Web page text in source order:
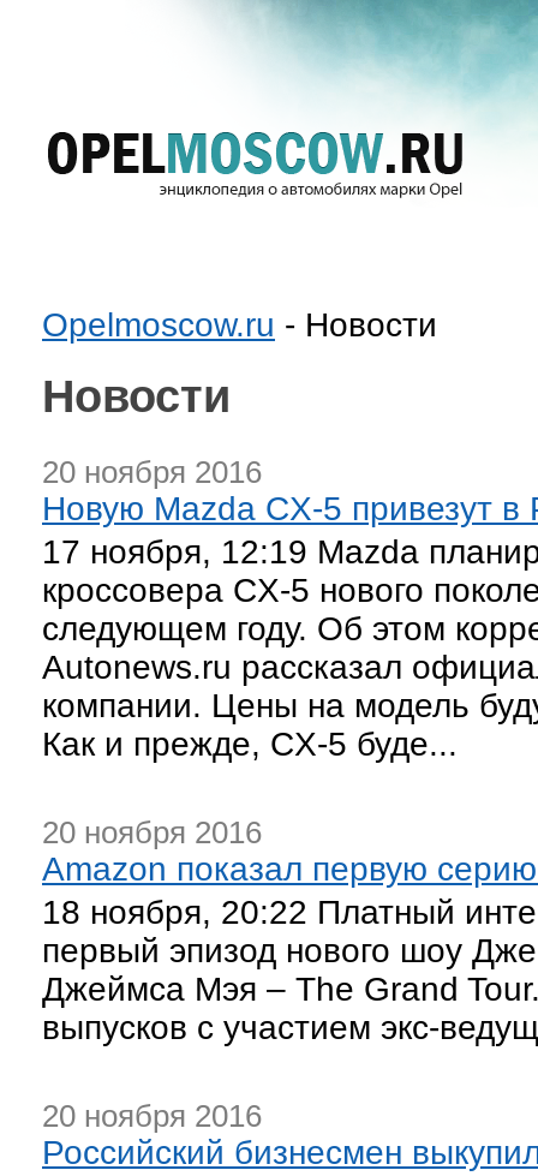
Opelmoscow.ru - Новости
Новости
20 ноября 2016
Новую Mazda CX-5 привезут в
17 ноября, 12:19 Mazda
кроссовера CX-5 нового
следующем году. Об этом
Autonews.ru рассказал
компании. Цены на модель
Как и прежде, CX-5 буде...
20 ноября 2016
Amazon показал первую
18 ноября, 20:22 Платный
первый эпизод нового шоу
Джеймса Мэя – The Grand
выпусков с участием экс-
20 ноября 2016
Российский бизнесмен